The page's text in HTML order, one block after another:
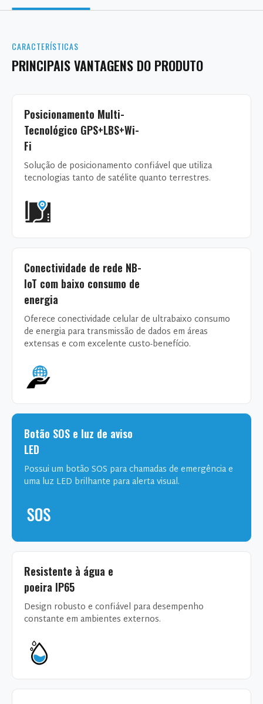
CARACTERÍSTICAS
PRINCIPAIS VANTAGENS DO PRODUTO
Posicionamento Multi-
Tecnológico GPS+LBS+Wi-
Fi
Solução de posicionamento confiável que utiliza
tecnologias tanto de satélite quanto terrestres.
Conectividade de rede NB-
IoT com baixo consumo de
energia
Oferece conectividade celular de ultrabaixo consumo
de energia para transmissão de dados em áreas
extensas e com excelente custo-benefício.
Botão SOS e luz de aviso
LED
Possui um botão SOS para chamadas de emergência e
uma luz LED brilhante para alerta visual.
Resistente à água e
poeira IP65
Design robusto e confiável para desempenho
constante em ambientes externos.